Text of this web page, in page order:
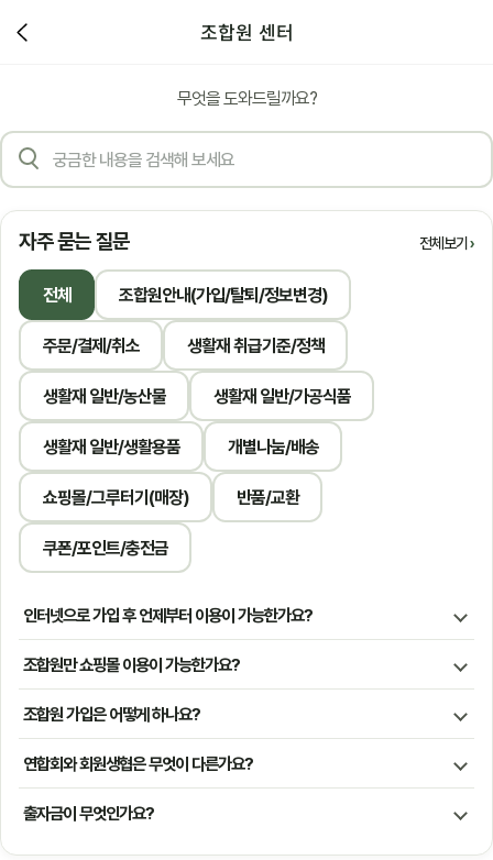
조합원 센터
무엇을 도와드릴까요?
자주 묻는 질문 전체보기
전체 조합원안내(가입/탈퇴/정보변경)
주문/결제/취소 생활재 취급기준/정책
생활재 일반/농산물 생활재 일반/가공식품
생활재 일반/생활용품 개별나눔/배송
쇼핑몰/그루터기(매장) 반품/교환
쿠폰/포인트/충전금
인터넷으로 가입 후 언제부터 이용이 가능한가요?
조합원만 쇼핑몰 이용이 가능한가요?
조합원 가입은 어떻게 하나요?
연합회와 회원생협은 무엇이 다른가요?
출자금이 무엇인가요?